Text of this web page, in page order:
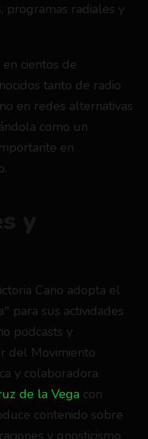
programas radiales y
cientos de
tanto de radio
en redes alternativas
como un
en
Cano adopta el
para sus actividades
podcasts y
del Movimiento
y colaboradora
de la Vega con
contenido sobre
y gnosticismo